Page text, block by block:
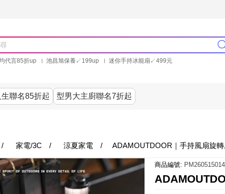
代言85折up 池昌旭保養↙199up
迷你手持冰能扇↙499元
聯名85折起 型男大主廚聯名7折起
/ 家電/3C / 涼夏家電 / ADAMOUTDOOR｜手持風扇旋
商品編號: